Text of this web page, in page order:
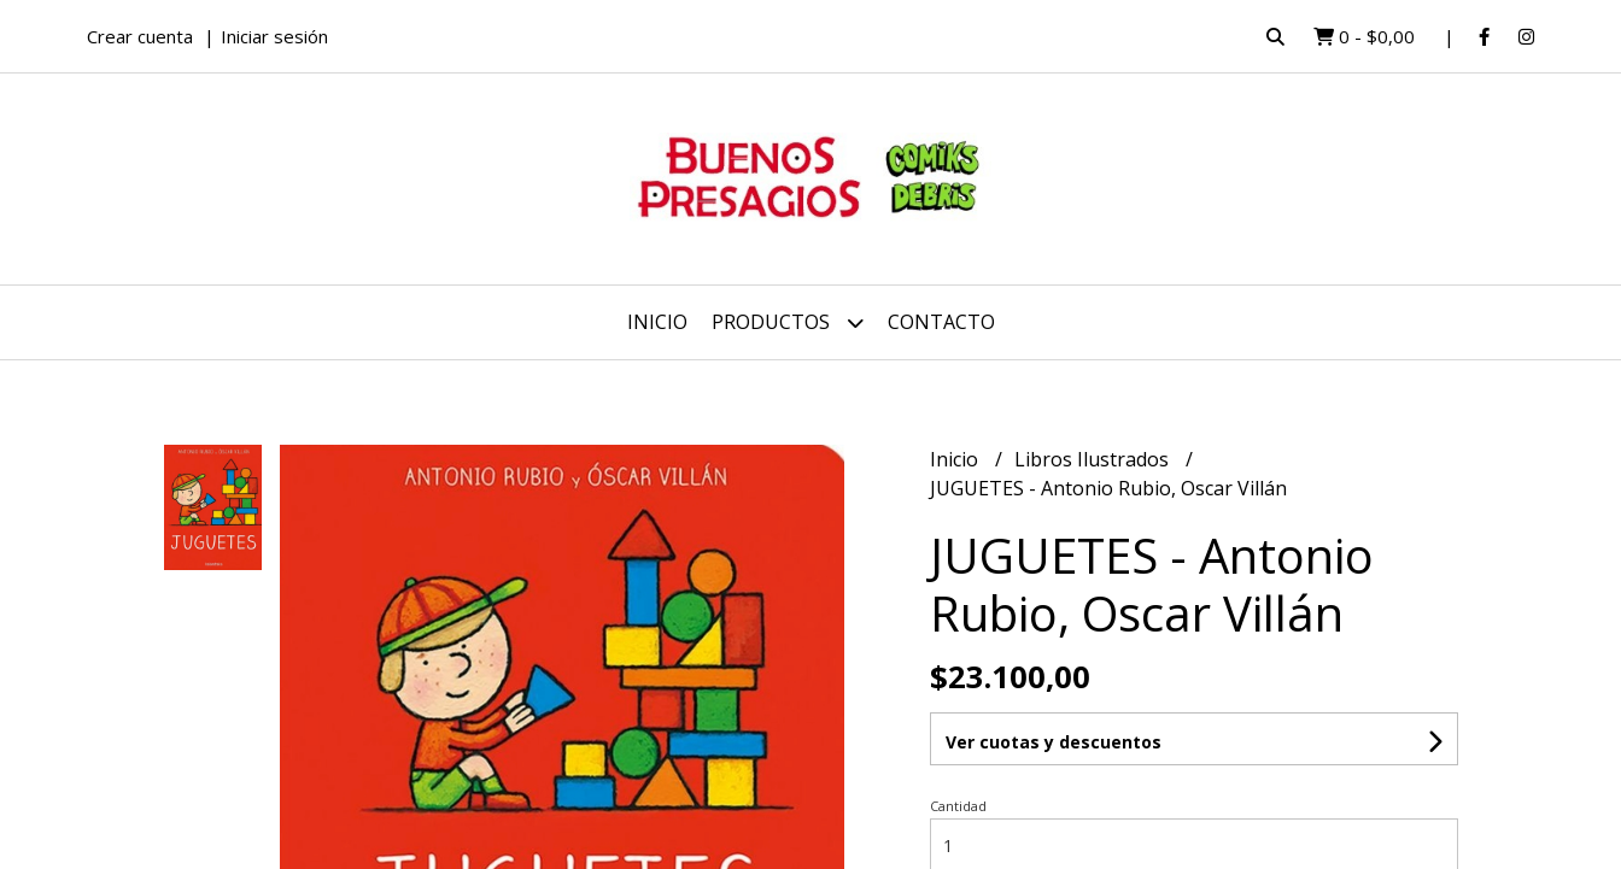
Crear cuenta Iniciar sesión 0 - $0,00
INICIO PRODUCTOS CONTACTO
Inicio
Libros Ilustrados
JUGUETES - Antonio Rubio, Oscar Villán
JUGUETES - Antonio
Rubio, Oscar Villán
$23.100,00
Ver cuotas y descuentos
Cantidad